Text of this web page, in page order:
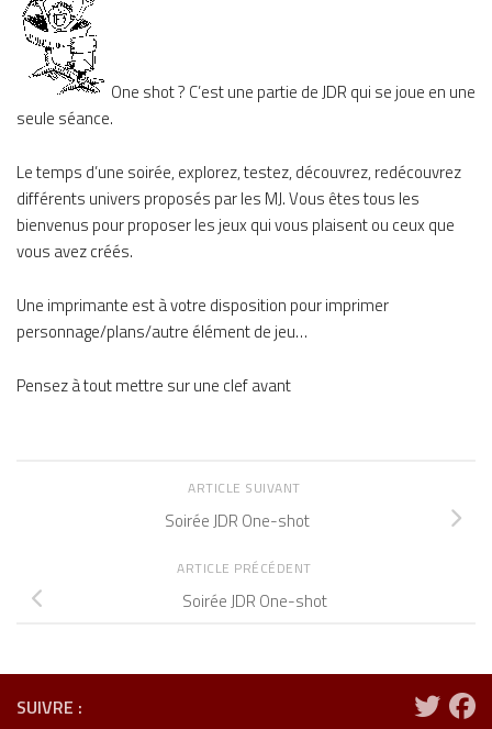
One shot ? C’est une partie de JDR qui se joue en une
seule séance.
Le temps d’une soirée, explorez, testez, découvrez, redécouvrez
différents univers proposés par les MJ. Vous êtes tous les
bienvenus pour proposer les jeux qui vous plaisent ou ceux que
vous avez créés.
Une imprimante est à votre disposition pour imprimer
personnage/plans/autre élément de jeu…
Pensez à tout mettre sur une clef avant
ARTICLE SUIVANT
Soirée JDR One-shot
ARTICLE PRÉCÉDENT
Soirée JDR One-shot
SUIVRE :